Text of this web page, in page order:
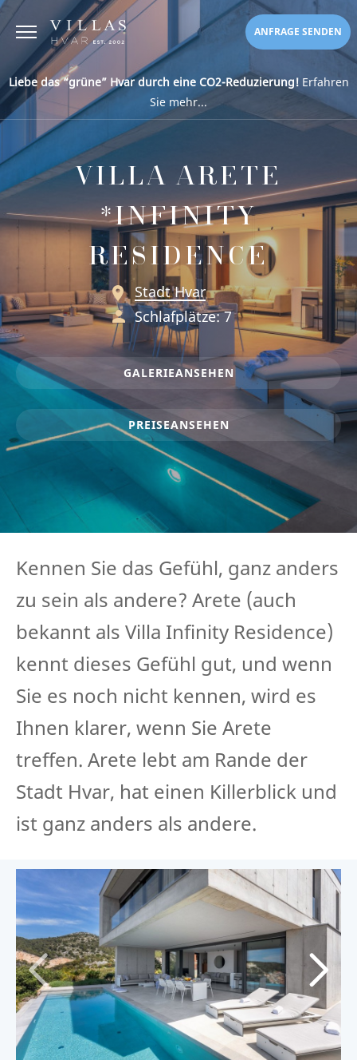
ANFRAGE SENDEN
Liebe das “grüne” Hvar durch eine CO2-Reduzierung!Erfahren
Sie mehr...
VILLA ARETE
*INFINITY
RESIDENCE
Stadt Hvar
Schlafplätze: 7
GALERIEANSEHEN
PREISEANSEHEN
Kennen Sie das Gefühl, ganz anders
zu sein als andere? Arete (auch
bekannt als Villa Infinity Residence)
kennt dieses Gefühl gut, und wenn
Sie es noch nicht kennen, wird es
Ihnen klarer, wenn Sie Arete
treffen. Arete lebt am Rande der
Stadt Hvar, hat einen Killerblick und
ist ganz anders als andere.